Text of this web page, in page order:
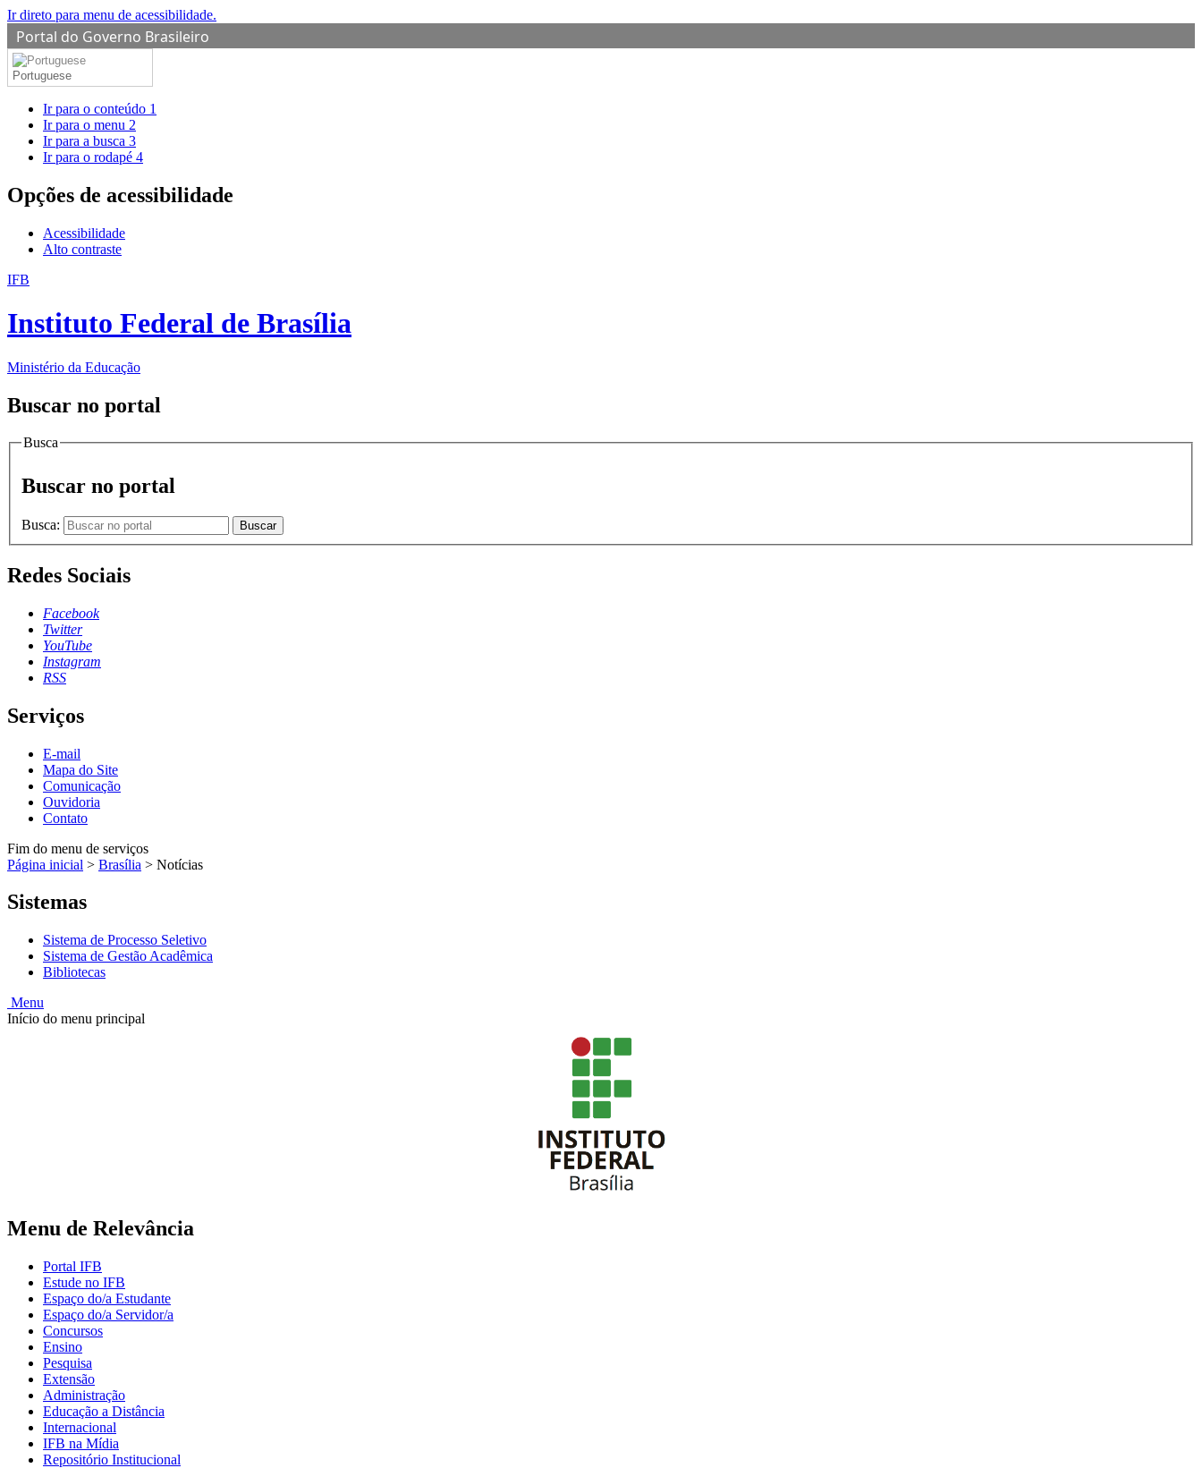
Ir direto para menu de acessibilidade.
Portal do Governo Brasileiro
Portuguese
Ir para o conteúdo 1
Ir para o menu 2
Ir para a busca 3
Ir para o rodapé 4
Opções de acessibilidade
Acessibilidade
Alto contraste
IFB
Instituto Federal de Brasília
Ministério da Educação
Buscar no portal
Busca
Buscar no portal
Busca: Buscar
Redes Sociais
Facebook
Twitter
YouTube
Instagram
RSS
Serviços
E-mail
Mapa do Site
Comunicação
Ouvidoria
Contato
Fim do menu de serviços
Página inicial > Brasília > Notícias
Sistemas
Sistema de Processo Seletivo
Sistema de Gestão Acadêmica
Bibliotecas
Menu
Início do menu principal
Menu de Relevância
Portal IFB
Estude no IFB
Espaço do/a Estudante
Espaço do/a Servidor/a
Concursos
Ensino
Pesquisa
Extensão
Administração
Educação a Distância
Internacional
IFB na Mídia
Repositório Institucional